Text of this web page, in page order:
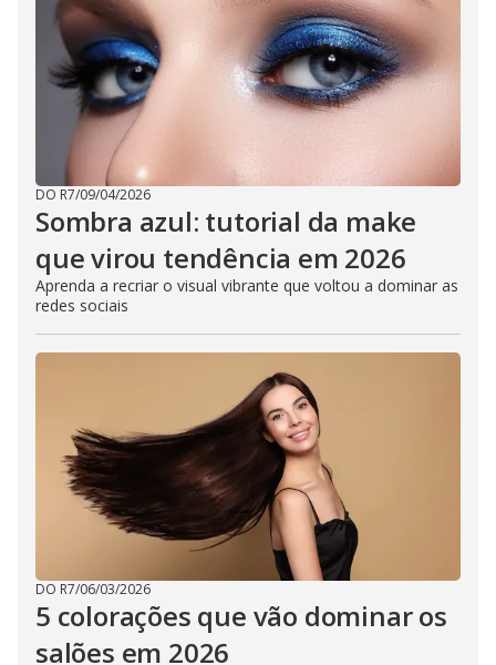
DO R7/09/04/2026
Sombra azul: tutorial da make
que virou tendência em 2026
Aprenda a recriar o visual vibrante que voltou a dominar as
redes sociais
DO R7/06/03/2026
5 colorações que vão dominar os
salões em 2026